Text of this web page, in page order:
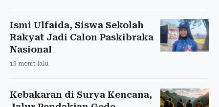
Ismi Ulfaida, Siswa Sekolah
Rakyat Jadi Calon Paskibraka
Nasional
13 menit lalu
Kebakaran di Surya Kencana,